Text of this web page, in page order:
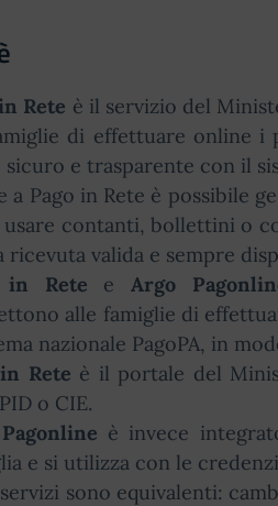
Rete è il servizio del
di effettuare online i
sicuro e trasparente con il
a Pago in Rete è possibile
usare contanti, bollettini o
ricevuta valida e sempre
in Rete eArgo
alle famiglie di
nazionale PagoPA, in
Rete è il portale del
o CIE.
è invece
e si utilizza con le
sono equivalenti: